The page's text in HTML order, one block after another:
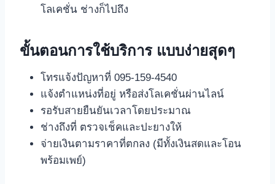
โลเคชั่น ช่างก็ไปถึง
ขั้นตอนการใช้บริการ แบบง่ายสุดๆ
โทรแจ้งปัญหาที่ 095-159-4540
แจ้งตำแหน่งที่อยู่ หรือส่งโลเคชั่นผ่านไลน์
รอรับสายยืนยันเวลาโดยประมาณ
ช่างถึงที่ ตรวจเช็คและปะยางให้
จ่ายเงินตามราคาที่ตกลง (มีทั้งเงินสดและโอน
พร้อมเพย์)